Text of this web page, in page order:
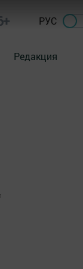
РУС
Редакция